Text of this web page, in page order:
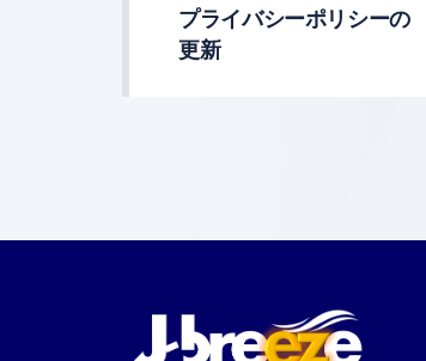
プライバシーポリシーの
更新